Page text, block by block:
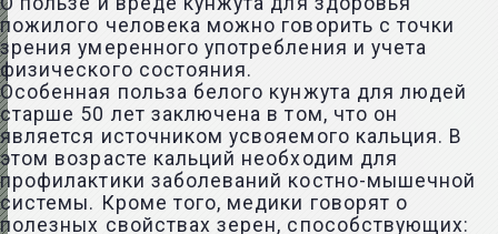
пожилого человека можно говорить с точки
зрения умеренного употребления и учета
физического состояния.
Особенная польза белого кунжута для людей
старше 50 лет заключена в том, что он
является источником усвояемого кальция. В
этом возрасте кальций необходим для
профилактики заболеваний костно-мышечной
системы. Кроме того, медики говорят о
полезных свойствах зерен, способствующих: